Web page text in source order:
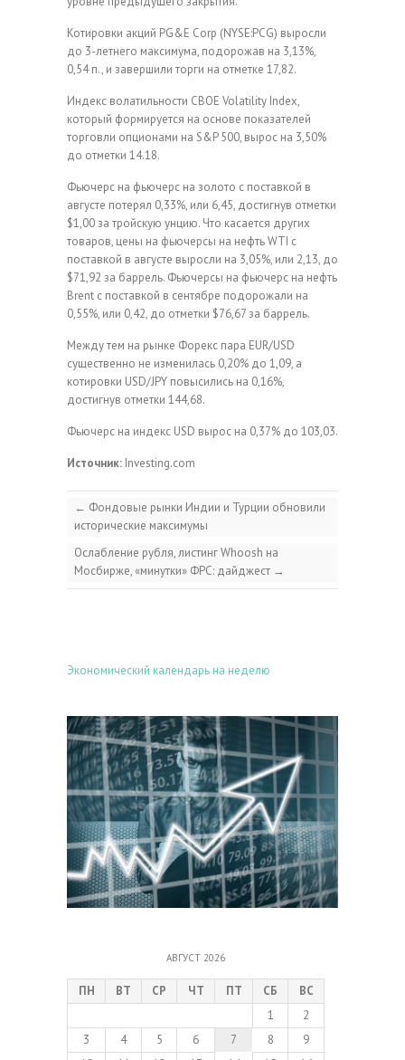
Котировки акций PG&E Corp (NYSE:PCG) выросли
до 3-летнего максимума, подорожав на 3,13%,
0,54 п., и завершили торги на отметке 17,82.
Индекс волатильности CBOE Volatility Index,
который формируется на основе показателей
торговли опционами на S&P 500, вырос на 3,50%
до отметки 14.18.
Фьючерс на фьючерс на золото с поставкой в
августе потерял 0,33%, или 6,45, достигнув отметки
$1,00 за тройскую унцию. Что касается других
товаров, цены на фьючерсы на нефть WTI с
поставкой в августе выросли на 3,05%, или 2,13, до
$71,92 за баррель. Фьючерсы на фьючерс на нефть
Brent с поставкой в сентябре подорожали на
0,55%, или 0,42, до отметки $76,67 за баррель.
Между тем на рынке Форекс пара EUR/USD
существенно не изменилась 0,20% до 1,09, а
котировки USD/JPY повысились на 0,16%,
достигнув отметки 144,68.
Фьючерс на индекс USD вырос на 0,37% до 103,03.
Источник: Investing.com
← Фондовые рынки Индии и Турции обновили
исторические максимумы
Ослабление рубля, листинг Whoosh на
Мосбирже, «минутки» ФРС: дайджест →
Экономический календарь на неделю
АВГУСТ 2026
ПН ВТ СР ЧТ ПТ СБ
ВС
1
2
3
4 5 6 7 8
9